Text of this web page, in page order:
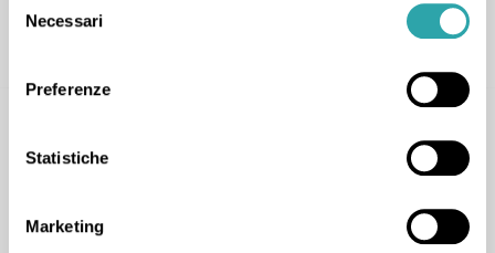
delNecessari
Preferenze
Statistiche
Marketing
CONTATTA